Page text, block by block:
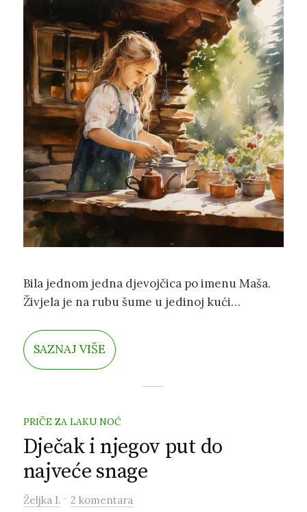
Bila jednom jedna djevojčica po imenu Maša.
Živjela je na rubu šume u jedinoj kući
tamo nema prijatelje. No, ipak je uživala
igrajući se sa životinjama u dvorištu.
SAZNAJ VIŠE
PRIČE ZA LAKU NOĆ
Dječak i njegov put do
najveće snage
Željka I. - 2 komentara